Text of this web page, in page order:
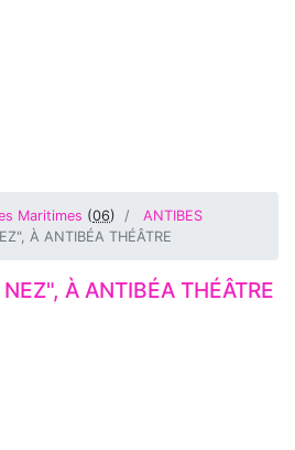
Maritimes (06)
ANTIBES
À ANTIBÉA THÉÂTRE
À ANTIBÉA THÉÂTRE